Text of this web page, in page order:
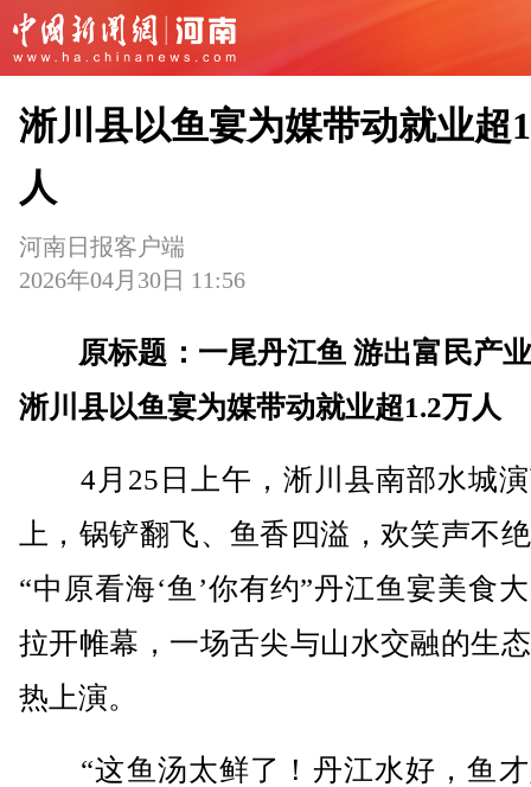
淅川县以鱼宴为媒带动就业超
人
河南日报客户端
2026年04月30日 11:56
原标题：一尾丹江鱼 游出富民
淅川县以鱼宴为媒带动就业超1.2万人
4月25日上午，淅川县南部水城演
上，锅铲翻飞、鱼香四溢，欢笑声不
“中原看海‘鱼’你有约”丹江鱼宴美食
拉开帷幕，一场舌尖与山水交融的生
热上演。
“这鱼汤太鲜了！丹江水好，鱼才